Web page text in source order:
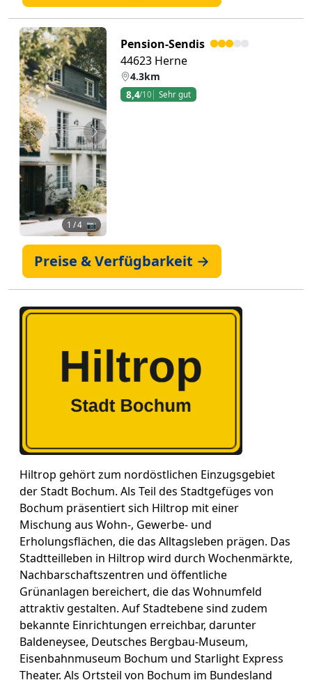
Zurück Weiter
1 / 4 📷
Pension-Sendis
44623 Herne
4.3km
8,4/10 Sehr gut
Preise & Verfügbarkeit →
Hiltrop gehört zum nordöstlichen Einzugsgebiet
der Stadt Bochum. Als Teil des Stadtgefüges von
Bochum präsentiert sich Hiltrop mit einer
Mischung aus Wohn-, Gewerbe- und
Erholungsflächen, die das Alltagsleben prägen. Das
Stadtteilleben in Hiltrop wird durch Wochenmärkte,
Nachbarschaftszentren und öffentliche
Grünanlagen bereichert, die das Wohnumfeld
attraktiv gestalten. Auf Stadtebene sind zudem
bekannte Einrichtungen erreichbar, darunter
Baldeneysee, Deutsches Bergbau-Museum,
Eisenbahnmuseum Bochum und Starlight Express
Theater. Als Ortsteil von Bochum im Bundesland